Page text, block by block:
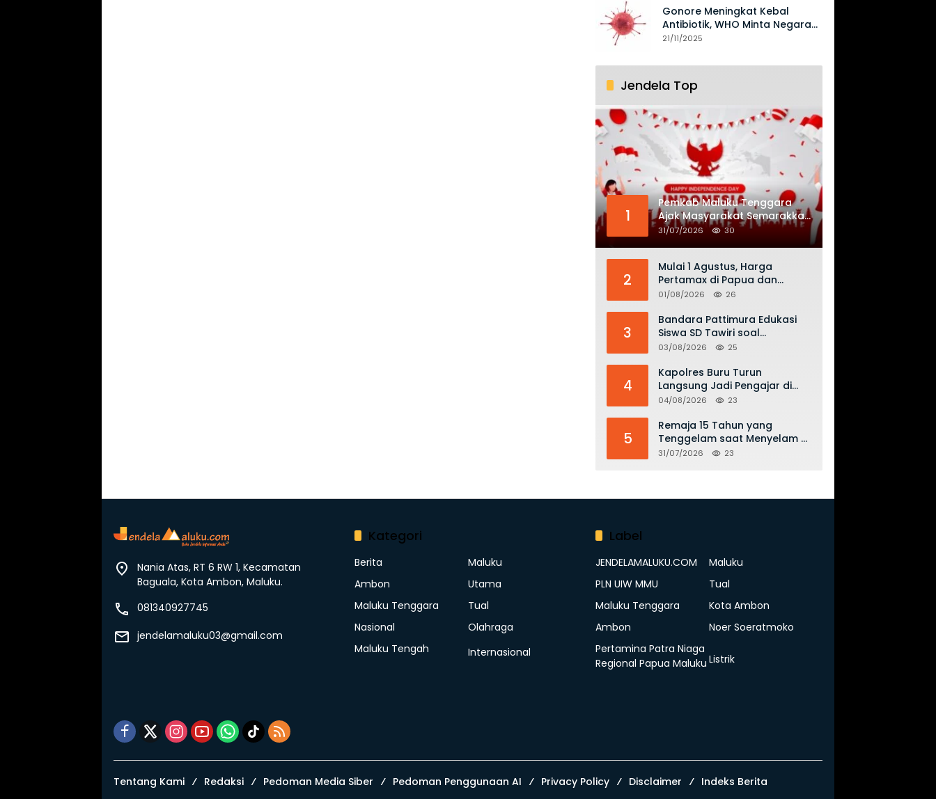
Gonore Meningkat Kebal
Antibiotik, WHO Minta Negara
Perkuat Surveilans
21/11/2025
Jendela Top
1
Pemkab Maluku Tenggara
Ajak Masyarakat Semarakkan
HUT ke-81 RI dengan
31/07/2026 30
2
Mulai 1 Agustus, Harga
Pertamax di Papua dan
Maluku Turun Jadi Rp16.300
01/08/2026 26
3
Bandara Pattimura Edukasi
Siswa SD Tawiri soal
Keselamatan Penerbangan
layang di KKOP
03/08/2026 25
4
Kapolres Buru Turun
Langsung Jadi Pengajar di
SMAN 2, Edukasi Kesadaran
04/08/2026 23
5
Remaja 15 Tahun yang
Tenggelam saat Menyelam di
Perairan Kabiarat – Tanimbar
31/07/2026 23
Nania Atas, RT 6 RW 1, Kecamatan
Baguala, Kota Ambon, Maluku.
081340927745
jendelamaluku03@gmail.com
Kategori
Berita
Maluku
Ambon
Utama
Maluku Tenggara
Tual
Nasional
Olahraga
Maluku Tengah
Internasional
Label
JENDELAMALUKU.COM
Maluku
PLN UIW MMU
Tual
Maluku Tenggara
Kota Ambon
Ambon
Noer Soeratmoko
Pertamina Patra Niaga
Regional Papua Maluku Listrik
Tentang Kami Redaksi Pedoman Media Siber Pedoman Penggunaan AI Privacy Policy Disclaimer Indeks Berita